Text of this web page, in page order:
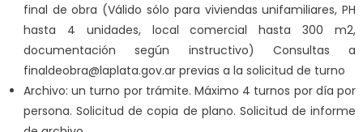
final de obra (Válido sólo para viviendas unifamiliares, PH
hasta 4 unidades, local comercial hasta 300 m2,
documentación según instructivo) Consultas a
finaldeobra@laplata.gov.arprevias a la solicitud de turno
Archivo: un turno por trámite. Máximo 4 turnos por día por
persona. Solicitud de copia de plano. Solicitud de informe